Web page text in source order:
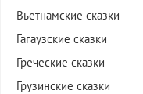
Вьетнамские сказки
Гагаузские сказки
Греческие сказки
Грузинские сказки